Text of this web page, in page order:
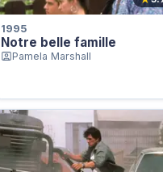
1995
Notre belle famille
Pamela Marshall